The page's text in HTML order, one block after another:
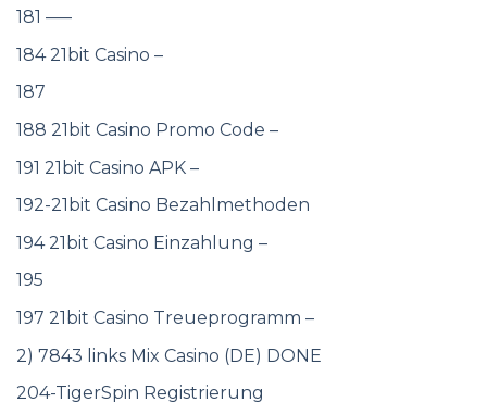
181 —–
184 21bit Casino –
187
188 21bit Casino Promo Code –
191 21bit Casino APK –
192-21bit Casino Bezahlmethoden
194 21bit Casino Einzahlung –
195
197 21bit Casino Treueprogramm –
2) 7843 links Mix Casino (DE) DONE
204-TigerSpin Registrierung